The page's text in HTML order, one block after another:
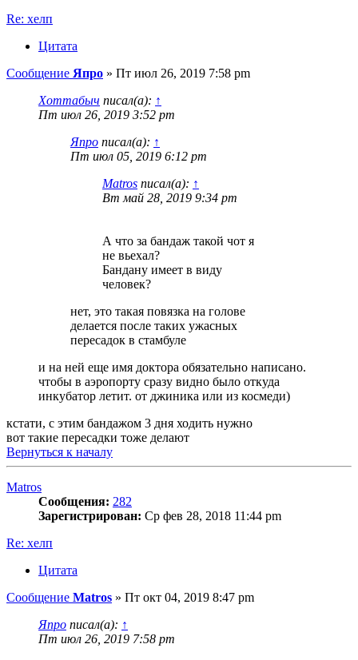
Re: хелп
Цитата
Сообщение Япро » Пт июл 26, 2019 7:58 pm
Хоттабыч писал(а): ↑
Пт июл 26, 2019 3:52 pm
Япро писал(а): ↑
Пт июл 05, 2019 6:12 pm
Matros писал(а): ↑
Вт май 28, 2019 9:34 pm
А что за бандаж такой чот я
не вьехал?
Бандану имеет в виду
человек?
нет, это такая повязка на голове
делается после таких ужасных
пересадок в стамбуле
и на ней еще имя доктора обязательно написано.
чтобы в аэропорту сразу видно было откуда
инкубатор летит. от джиника или из космеди)
кстати, с этим бандажом 3 дня ходить нужно
вот такие пересадки тоже делают
Вернуться к началу
Matros
Сообщения: 282
Зарегистрирован: Ср фев 28, 2018 11:44 pm
Re: хелп
Цитата
Сообщение Matros » Пт окт 04, 2019 8:47 pm
Япро писал(а): ↑
Пт июл 26, 2019 7:58 pm